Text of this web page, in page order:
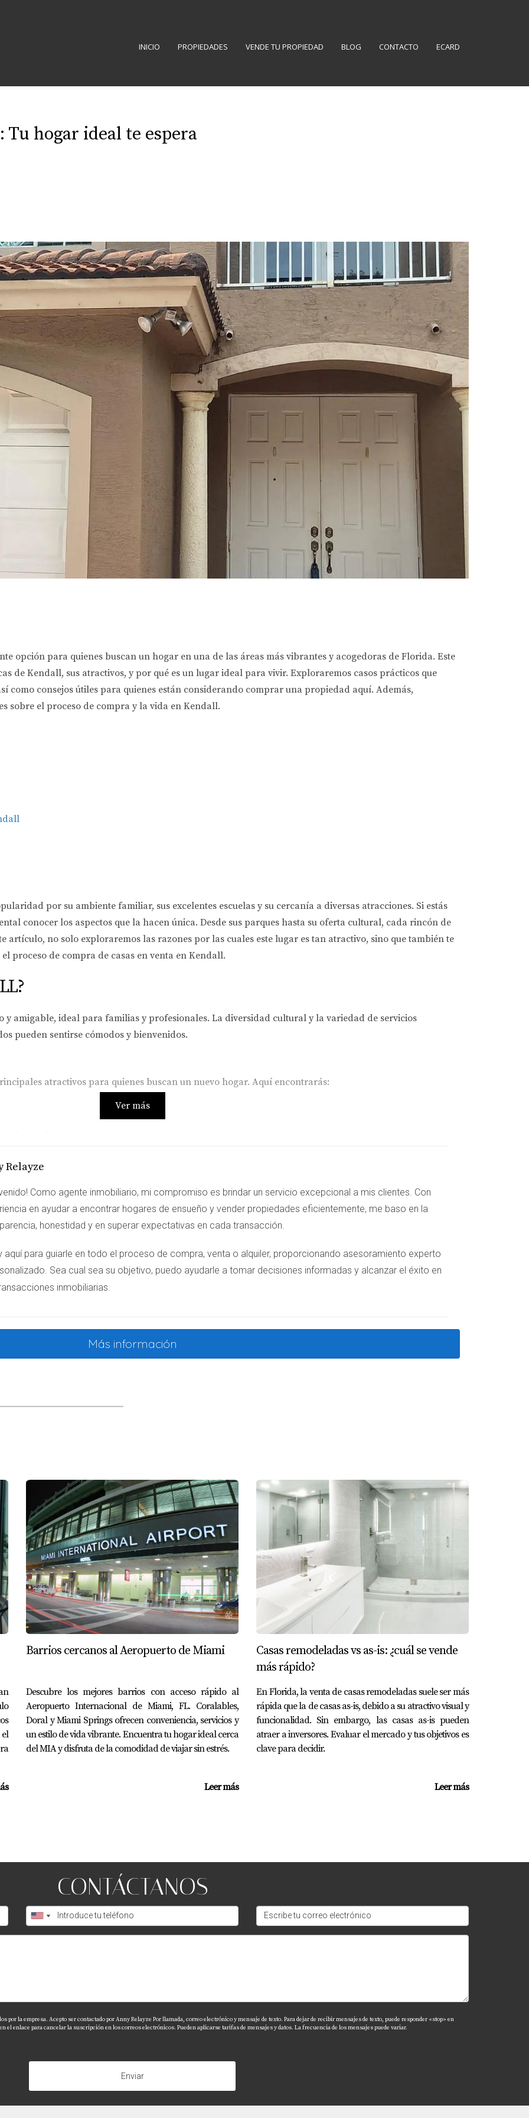
INICIO PROPIEDADES VENDE TU PROPIEDAD BLOG CONTACTO ECARD
Tu hogar ideal te espera
opción para quienes buscan un hogar en una de las áreas más vibrantes y acogedoras de Florida. Este
de Kendall, sus atractivos, y por qué es un lugar ideal para vivir. Exploraremos casos prácticos que
como consejos útiles para quienes están considerando comprar una propiedad aquí. Además,
sobre el proceso de compra y la vida en Kendall.
por su ambiente familiar, sus excelentes escuelas y su cercanía a diversas atracciones. Si estás
conocer los aspectos que la hacen única. Desde sus parques hasta su oferta cultural, cada rincón de
artículo, no solo exploraremos las razones por las cuales este lugar es tan atractivo, sino que también te
proceso de compra de casas en venta en Kendall.
y amigable, ideal para familias y profesionales. La diversidad cultural y la variedad de servicios
pueden sentirse cómodos y bienvenidos.
atractivos para quienes buscan un nuevo hogar. Aquí encontrarás:
también oportunidades para el crecimiento personal y profesional. La combinación de estos factores
jubilados e individuos que buscan nuevas oportunidades.
aquí hay tres casos prácticos que reflejan la vida cotidiana en esta maravillosa comunidad:
vidas cambiaron para mejor. Las escuelas son excepcionales y nuestros hijos han hecho
encontramos una casa hermosa a un precio razonable.” - Ana García.
al encontrar una casa perfecta para ella y su pareja. La relación calidad-precio fue decisiva para ellos
UNA CASA EN KENDALL
casa en Kendall, aquí tienes algunos consejos útiles:
para encontrar la que mejor se adapte a tus necesidades.
local que conozca bien el mercado.
si tienes hijos o planeas tenerlos.
una decisión final.
como impuestos y mantenimiento.
significativa; tómate tu tiempo para evaluar todas tus opciones y asegúrate de estar bien informado
las casas en venta en Kendall?
y la ubicación específica dentro de Kendall. Generalmente, puedes encontrar casas desde
calificadas en la zona, lo que hace que sea atractivo para familias con niños.
una casa en Kendall?
ventajas que van más allá del simple hecho de tener un techo sobre tu cabeza. Desde su ambiente
explorar más sobre el mercado inmobiliario local, no dudes en contactar a Anny Relayze. Ella estará
para ti. ¡No esperes más! Tu nuevo hogar te está esperando en Kendall.
Ver más
Relayze
Como agente inmobiliario, mi compromiso es brindar un servicio excepcional a mis clientes. Con
en ayudar a encontrar hogares de ensueño y vender propiedades eficientemente, me baso en la
honestidad y en superar expectativas en cada transacción.
aquí para guiarle en todo el proceso de compra, venta o alquiler, proporcionando asesoramiento experto
Sea cual sea su objetivo, puedo ayudarle a tomar decisiones informadas y alcanzar el éxito en
inmobiliarias
Más información
Barrios cercanos al Aeropuerto de Miami
Descubre los mejores barrios con acceso rápido al
Aeropuerto Internacional de Miami, FL. Coralables,
Doral y Miami Springs ofrecen conveniencia, servicios y
un estilo de vida vibrante. Encuentra tu hogar ideal cerca
del MIA y disfruta de la comodidad de viajar sin estrés.
Leer más
Casas remodeladas vs as-is: ¿cuál se vende
más rápido?
En Florida, la venta de casas remodeladas suele ser más
rápida que la de casas as-is, debido a su atractivo visual y
funcionalidad. Sin embargo, las casas as-is pueden
atraer a inversores. Evaluar el mercado y tus objetivos es
clave para decidir.
Leer más
CONTÁCTANOS
por la empresa. Acepto ser contactado por Anny Relayze Por llamada, correo electrónico y mensaje de texto. Para dejar de recibir mensajes de texto, puede responder «stop» en
el enlace para cancelar la suscripción en los correos electrónicos. Pueden aplicarse tarifas de mensajes y datos. La frecuencia de los mensajes puede variar.
Enviar